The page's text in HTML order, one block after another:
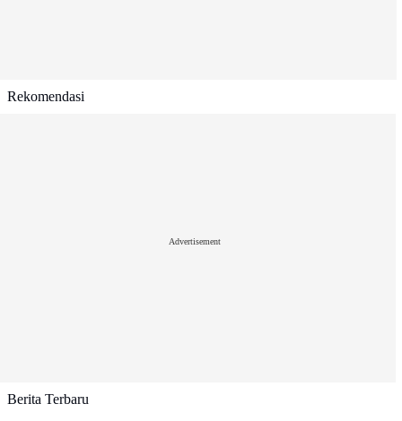
Rekomendasi
Advertisement
Berita Terbaru